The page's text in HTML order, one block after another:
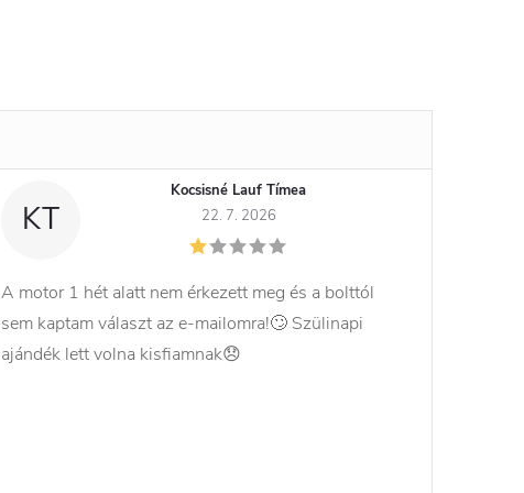
KT
Kocsisné Lauf Tímea
22. 7. 2026
A motor 1 hét alatt nem érkezett meg és a bolttól
sem kaptam választ az e-mailomra!🙄 Szülinapi
ajándék lett volna kisfiamnak😞